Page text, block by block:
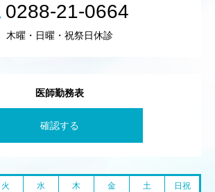
医師勤務表
確認する
0288-21-0664
木曜・日曜・祝祭日休診
火 水 木 金 土 日祝